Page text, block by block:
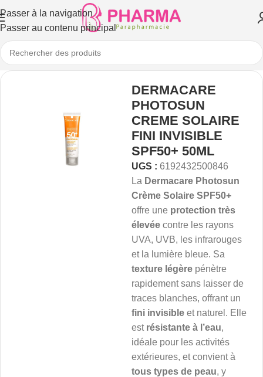
Passer à la navigation
Passer au contenu principal
DERMACARE
PHOTOSUN
CREME SOLAIRE
FINI INVISIBLE
SPF50+ 50ML
UGS : 6192432500846
La Dermacare Photosun
Crème Solaire SPF50+
offre une protection très
élevée contre les rayons
UVA, UVB, les infrarouges
et la lumière bleue. Sa
texture légère pénètre
rapidement sans laisser de
traces blanches, offrant un
fini invisible et naturel. Elle
est résistante à l’eau,
idéale pour les activités
extérieures, et convient à
tous types de peau, y